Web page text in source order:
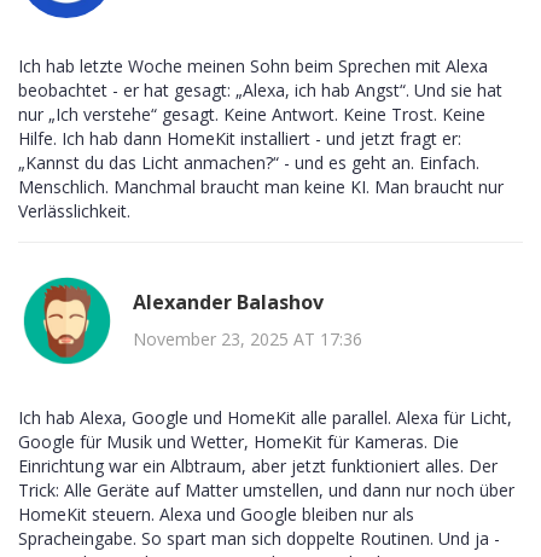
Ich hab letzte Woche meinen Sohn beim Sprechen mit Alexa
beobachtet - er hat gesagt: „Alexa, ich hab Angst“. Und sie hat
nur „Ich verstehe“ gesagt. Keine Antwort. Keine Trost. Keine
Hilfe. Ich hab dann HomeKit installiert - und jetzt fragt er:
„Kannst du das Licht anmachen?“ - und es geht an. Einfach.
Menschlich. Manchmal braucht man keine KI. Man braucht nur
Verlässlichkeit.
Alexander Balashov
November 23, 2025 AT 17:36
Ich hab Alexa, Google und HomeKit alle parallel. Alexa für Licht,
Google für Musik und Wetter, HomeKit für Kameras. Die
Einrichtung war ein Albtraum, aber jetzt funktioniert alles. Der
Trick: Alle Geräte auf Matter umstellen, und dann nur noch über
HomeKit steuern. Alexa und Google bleiben nur als
Spracheingabe. So spart man sich doppelte Routinen. Und ja -